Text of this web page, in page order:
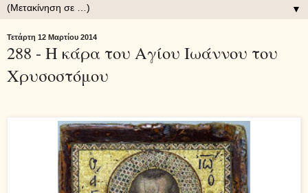
▼
Τετάρτη 12 Μαρτίου 2014
288 - Η κάρα του Αγίου Ιωάννου του
Χρυσοστόμου